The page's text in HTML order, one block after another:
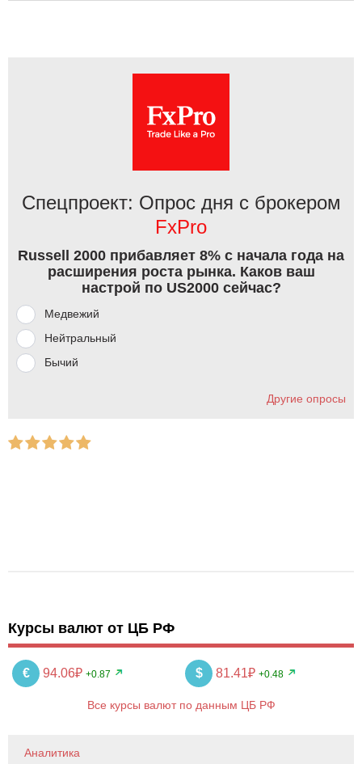
Спецпроект: Опрос дня с брокером
FxPro
Russell 2000 прибавляет 8% с начала года на
расширения роста рынка. Каков ваш
настрой по US2000 сейчас?
Медвежий
Нейтральный
Бычий
Другие опросы
Курсы валют от ЦБ РФ
€ 94.06₽ +0.87 $ 81.41₽ +0.48
Все курсы валют по данным ЦБ РФ
Аналитика